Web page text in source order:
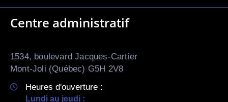
Centre administratif
1534, boulevard Jacques-Cartier
Mont-Joli (Québec) G5H 2V8
Heures d'ouverture :
Lundi au jeudi :